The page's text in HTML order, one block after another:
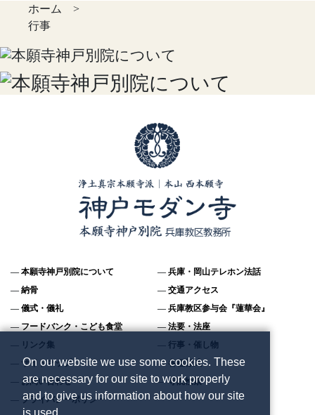
ホーム
>
行事
本願寺神戸別院について
兵庫・岡山テレホン法話
納骨
交通アクセス
儀式・儀礼
兵庫教区参与会『蓮華会』
フードバンク・こども食堂
法要・法座
リンク集
行事・催し物
サイトマップ
各種様式
お問い合わせ
寺院検索
プライバシーポリシー
On our website we use some cookies. These
are necessary for our site to work properly
and to give us information about how our site
is used.